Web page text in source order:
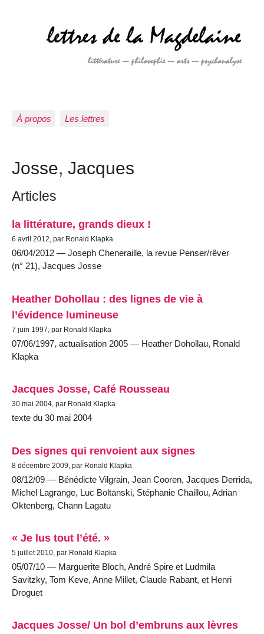
À propos Les lettres
Josse, Jacques
Articles
la littérature, grands dieux !
6 avril 2012, par Ronald Klapka
06/04/2012 — Joseph Cheneraille, la revue Penser/rêver
(n° 21), Jacques Josse
Heather Dohollau : des lignes de vie à
l’évidence lumineuse
7 juin 1997, par Ronald Klapka
07/06/1997, actualisation 2005 — Heather Dohollau, Ronald
Klapka
Jacques Josse, Café Rousseau
30 mai 2004, par Ronald Klapka
texte du 30 mai 2004
Des signes qui renvoient aux signes
8 décembre 2009, par Ronald Klapka
08/12/09 — Bénédicte Vilgrain, Jean Cooren, Jacques Derrida,
Michel Lagrange, Luc Boltanski, Stéphanie Chaillou, Adrian
Oktenberg, Chann Lagatu
« Je lus tout l’été. »
5 juillet 2010, par Ronald Klapka
05/07/10 — Marguerite Bloch, André Spire et Ludmila
Savitzky, Tom Keve, Anne Millet, Claude Rabant, et Henri
Droguet
Jacques Josse/ Un bol d’embruns aux lèvres